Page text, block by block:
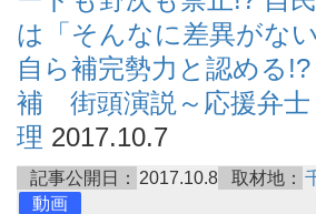
は「そんなに差異がな
自ら補完勢力と認める
補 街頭演説～応援弁士
理 2017.10.7
記事公開日： 2017.10.8 取材地：
動画